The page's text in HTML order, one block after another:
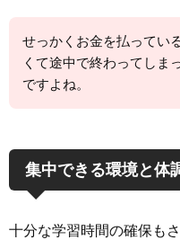
せっかくお金を払ってい
くて途中で終わってしま
ですよね。
集中できる環境と体
十分な学習時間の確保も